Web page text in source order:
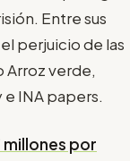
Entre sus
perjuicio de las
Arroz verde,
INA papers.
millones por